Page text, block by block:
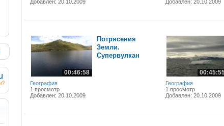
Добавлен: 20.10.2009
Добавлен: 20.10.2009
00:46:58
География
1 просмотр
Добавлен: 20.10.2009
Потрясения
Земли.
Супервулкан
География
1 просмотр
Добавлен: 20.10.2009